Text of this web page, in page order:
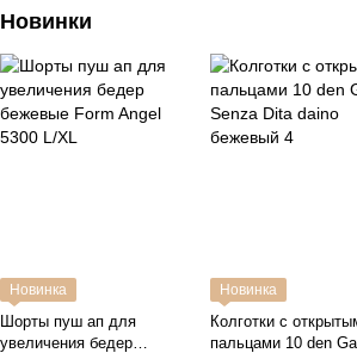
Новинки
Новинка
Шорты пуш ап для
увеличения бедер
Новинка
Колготки с
пальцами 10 den